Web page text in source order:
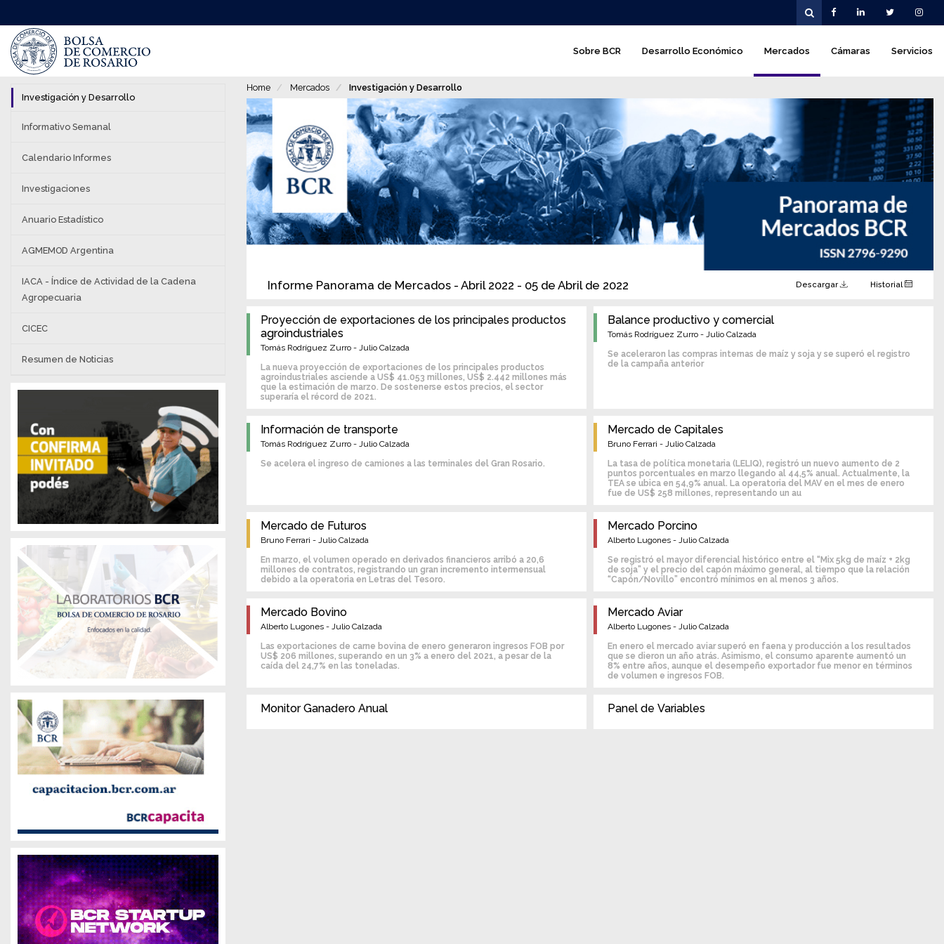
al
contenido
principal
e
g
a
c
i
ó
n
r
i
i
Sobre BCR Desarrollo Económico Mercados Cámaras Servicios
Home Mercados Investigación y Desarrollo
Informe Panorama de Mercados - Abril 2022 - 05 de Abril de 2022 Descargar Historial
Proyección de exportaciones de los principales productos
agroindustriales
Tomás Rodríguez Zurro - Julio Calzada
La nueva proyección de exportaciones de los principales productos
agroindustriales asciende a US$ 41.053 millones, US$ 2.442 millones más
que la estimación de marzo. De sostenerse estos precios, el sector
superaría el récord de 2021.
Balance productivo y comercial
Tomás Rodríguez Zurro - Julio Calzada
Se aceleraron las compras internas de maíz y soja y se superó el registro
de la campaña anterior
Información de transporte
Tomás Rodríguez Zurro - Julio Calzada
Se acelera el ingreso de camiones a las terminales del Gran Rosario.
Mercado de Capitales
Bruno Ferrari - Julio Calzada
La tasa de política monetaria (LELIQ), registró un nuevo aumento de 2
puntos porcentuales en marzo llegando al 44,5% anual. Actualmente, la
TEA se ubica en 54,9% anual. La operatoria del MAV en el mes de enero
fue de US$ 258 millones, representando un au
Mercado de Futuros
Bruno Ferrari - Julio Calzada
En marzo, el volumen operado en derivados financieros arribó a 20,6
millones de contratos, registrando un gran incremento intermensual
debido a la operatoria en Letras del Tesoro.
Mercado Porcino
Alberto Lugones - Julio Calzada
Se registró el mayor diferencial histórico entre el “Mix 5kg de maíz + 2kg
de soja” y el precio del capón máximo general, al tiempo que la relación
“Capón/Novillo” encontró mínimos en al menos 3 años.
Mercado Bovino
Alberto Lugones - Julio Calzada
Las exportaciones de carne bovina de enero generaron ingresos FOB por
US$ 206 millones, superando en un 3% a enero del 2021, a pesar de la
caída del 24,7% en las toneladas.
Mercado Aviar
Alberto Lugones - Julio Calzada
En enero el mercado aviar superó en faena y producción a los resultados
que se dieron un año atrás. Asimismo, el consumo aparente aumentó un
8% entre años, aunque el desempeño exportador fue menor en términos
de volumen e ingresos FOB.
Monitor Ganadero Anual Panel de Variables
Investigación y Desarrollo
Informativo Semanal
Calendario Informes
Investigaciones
Anuario Estadístico
AGMEMOD Argentina
IACA - Índice de Actividad de la Cadena
Agropecuaria
CICEC
Resumen de Noticias